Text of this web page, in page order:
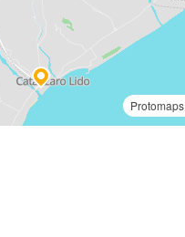
Protomaps